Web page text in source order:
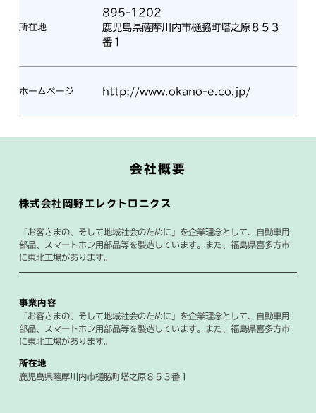
会社概要
株式会社岡野エレクトロニクス
「お客さまの、そして地域社会のために」を企業理念として、自動車用
部品、スマートホン用部品等を製造しています。また、福島県喜多方市
に東北工場があります。
事業内容
「お客さまの、そして地域社会のために」を企業理念として、自動車用
部品、スマートホン用部品等を製造しています。また、福島県喜多方市
に東北工場があります。
所在地
鹿児島県薩摩川内市樋脇町塔之原８５３番１
所在地
895-1202
鹿児島県薩摩川内市樋脇町塔之原８５３
番１
ホームページ http://www.okano-e.co.jp/